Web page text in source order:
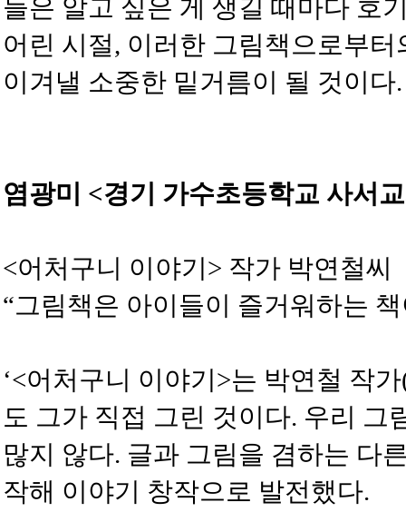
들은 알고 싶은 게 생길 때마다 호
어린 시절, 이러한 그림책으로부
이겨낼 소중한 밑거름이 될 것이다.
염광미 <경기 가수초등학교 사서
<어처구니 이야기> 작가 박연철씨
“그림책은 아이들이 즐거워하는
‘<어처구니 이야기>는 박연철 작
도 그가 직접 그린 것이다. 우리
많지 않다. 글과 그림을 겸하는 다
작해 이야기 창작으로 발전했다.